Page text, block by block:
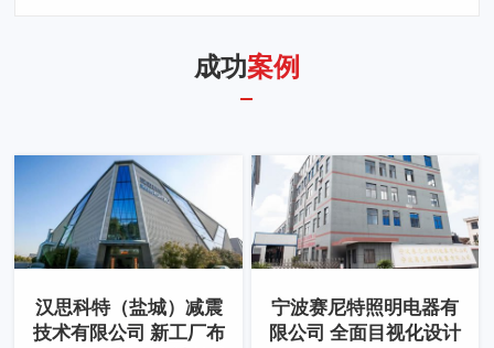
成功案例
汉思科特（盐城）减震
技术有限公司 新工厂布
宁波赛尼特照明电器有
限公司 全面目视化设计